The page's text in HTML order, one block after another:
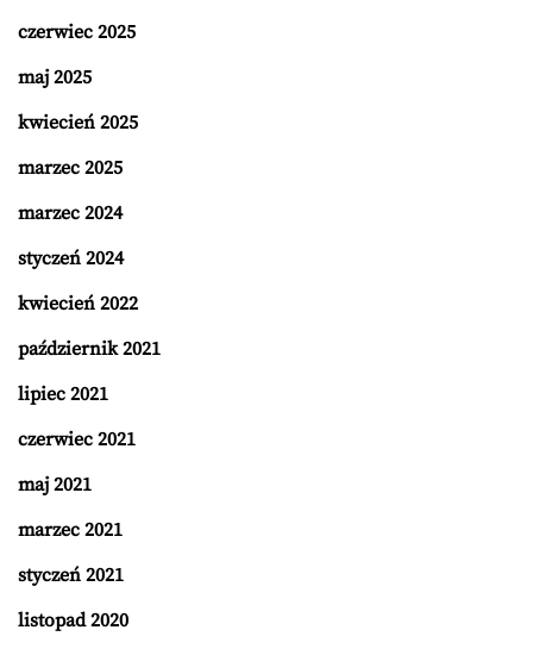
czerwiec 2025
maj 2025
kwiecień 2025
marzec 2025
marzec 2024
styczeń 2024
kwiecień 2022
październik 2021
lipiec 2021
czerwiec 2021
maj 2021
marzec 2021
styczeń 2021
listopad 2020